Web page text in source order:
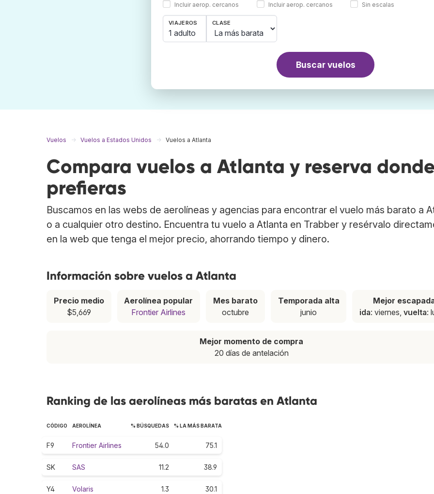
Incluir aerop. cercanos Incluir aerop. cercanos Sin escalas
VIAJEROS
1 adulto
CLASE
Buscar vuelos
Vuelos Vuelos a Estados Unidos Vuelos a Atlanta
Compara vuelos a Atlanta y reserva donde
prefieras
Buscamos en las webs de aerolíneas y agencias para encontrar el vuelo más barato a
o a cualquier otro destino. Encuentra tu vuelo a Atlanta en Trabber y resérvalo
en la web que tenga el mejor precio, ahorrando tiempo y dinero.
Información sobre vuelos a Atlanta
Precio medio
$5,669
Aerolínea popular
Frontier Airlines
Mes barato
octubre
Temporada alta
junio
Mejor
ida: viernes,vuelta:
Mejor momento de compra
20 días de antelación
Ranking de las aerolíneas más baratas en Atlanta
CÓDIGO AEROLÍNEA % BÚSQUEDAS % LA MÁS BARATA
F9 Frontier Airlines 54.0 75.1
SK SAS 11.2 38.9
Y4 Volaris 1.3 30.1